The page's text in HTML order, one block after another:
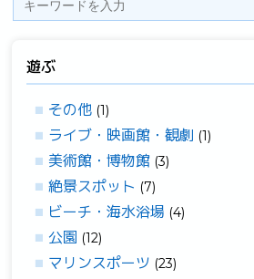
遊ぶ
その他 (1)
ライブ・映画館・観劇 (1)
美術館・博物館 (3)
絶景スポット (7)
ビーチ・海水浴場 (4)
公園 (12)
マリンスポーツ (23)